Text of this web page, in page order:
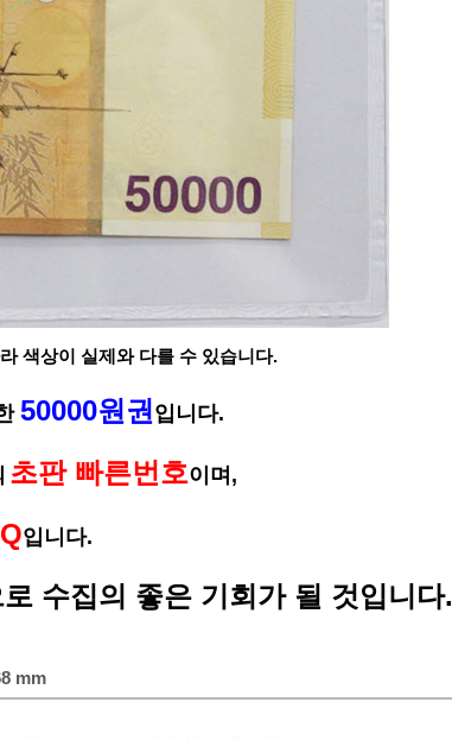
색상이 실제와 다를 수 있습니다.
50000원권 입니다.
초판 빠른번호이며,
입니다.
수집의 좋은 기회가 될 것입니다.
mm